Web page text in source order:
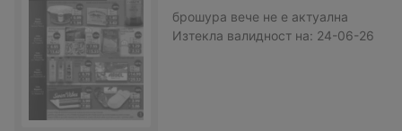
брошура вече не е актуална
Изтекла валидност на: 24-06-26